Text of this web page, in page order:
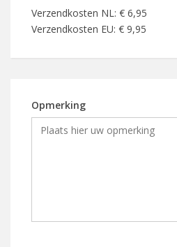
Verzendkosten NL: € 6,95
Verzendkosten EU: € 9,95
Opmerking